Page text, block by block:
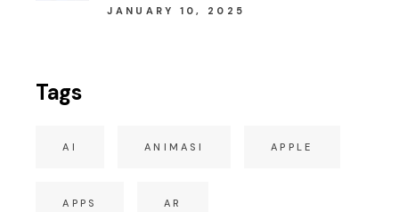
JANUARY 10, 2025
Tags
AI ANIMASI APPLE
APPS AR